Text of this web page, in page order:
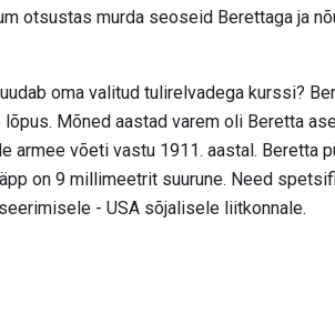
otsustas murda seoseid Berettaga ja
oma valitud tulirelvadega kurssi?
Mõned aastad varem oli Beretta
armee võeti vastu 1911. aastal.
on 9 millimeetrit suurune. Need
- USA sõjalisele liitkonnale.